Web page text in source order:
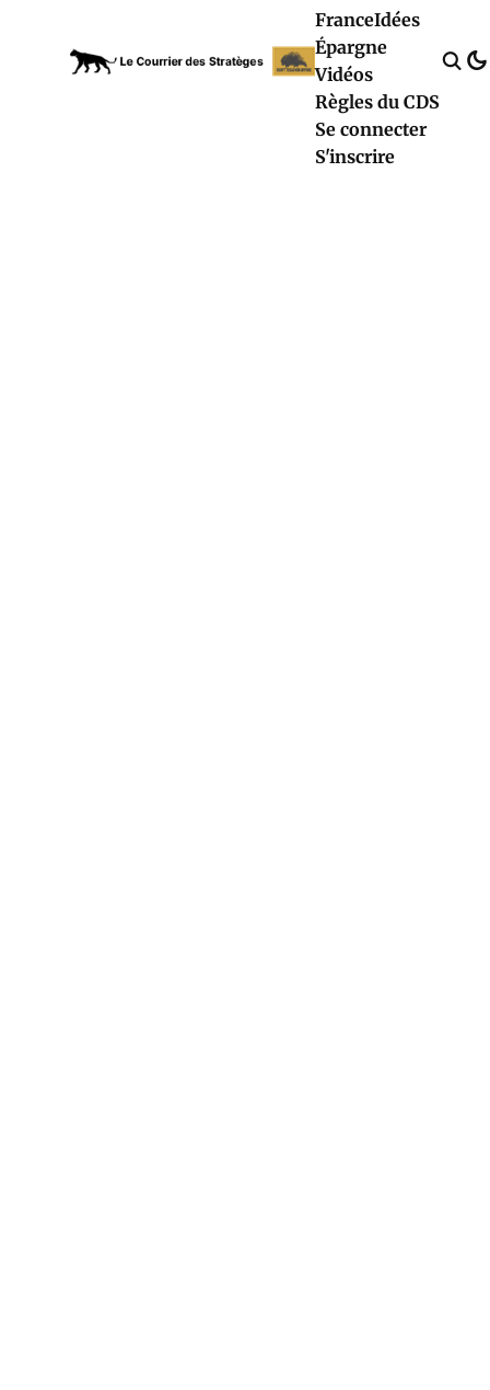
FranceIdées
Épargne
Vidéos
Règles du CDS
Se connecter
S'inscrire